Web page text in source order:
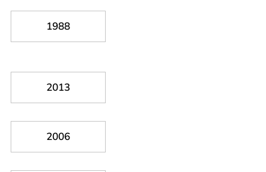
1988
2013
2006